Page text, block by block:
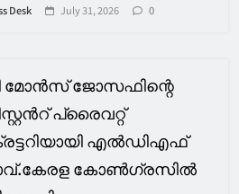
Desk July 31, 2026 0
മോൻസ് ജോസഫിന്റെ
പ്രൈവറ്റ്
എൽഡിഎഫ്
കോൺഗ്രസിൽ